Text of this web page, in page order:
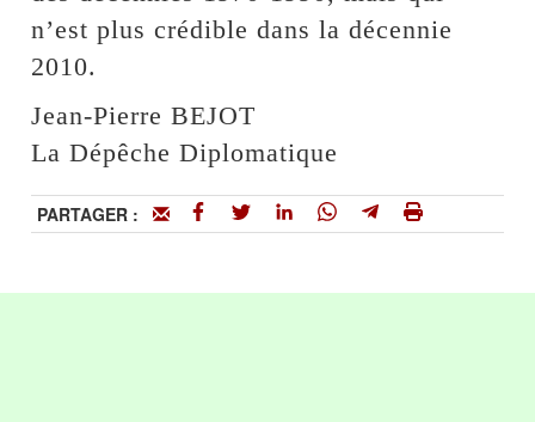
n’est plus crédible dans la décennie
2010.
Jean-Pierre BEJOT
La Dépêche Diplomatique
PARTAGER :